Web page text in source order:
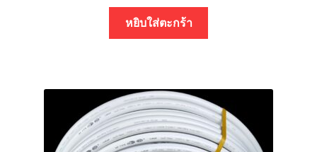
หยิบใส่ตะกร้า